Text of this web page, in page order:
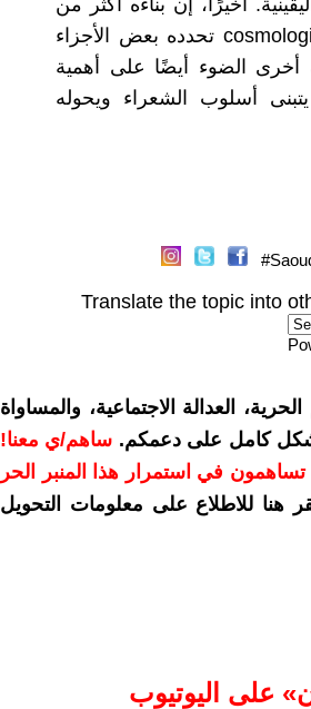
أخيرًا، إن بناءه أكثر من
مجرد ميتافيزيقا، فهو قبل كل شيء علم كوني cosmologie تحدده بعض الأجزاء
أخرى الضوء أيضًا على أهمية
أسلوب الشعراء ويحوله
Translate the topic into
العدالة الاجتماعية، والمساواة
بشكل كامل على دعمكم. ساهم/ي معنا!
تساهمون في استمرار هذا المنبر الحر
هنا للاطلاع على معلومات التحويل
على اليوتيوب